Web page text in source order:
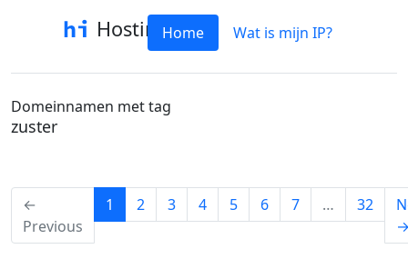
HostinfoHome Wat is mijn IP?
Domeinnamen met tag
zuster
←
Previous
1 (current)
2 3 4 5 6 7 … 32